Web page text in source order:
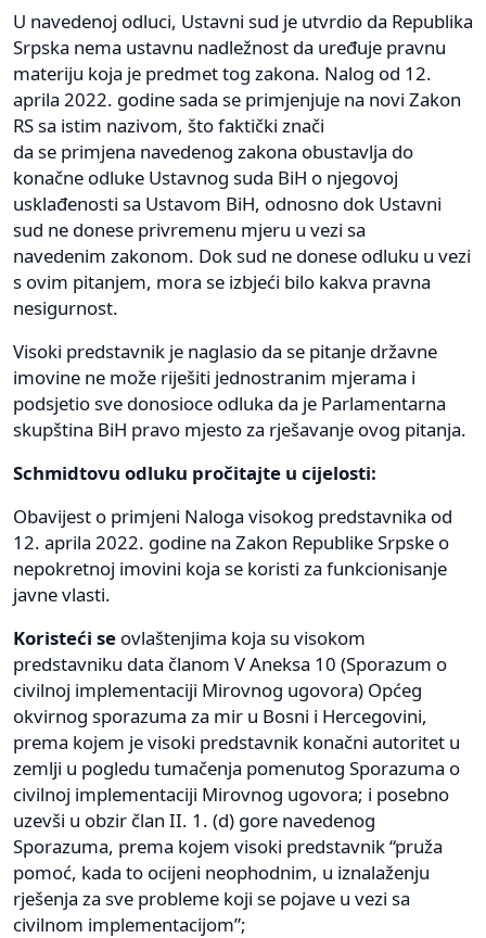
U navedenoj odluci, Ustavni sud je utvrdio da Republika
Srpska nema ustavnu nadležnost da uređuje pravnu
materiju koja je predmet tog zakona. Nalog od 12.
aprila 2022. godine sada se primjenjuje na novi Zakon
RS sa istim nazivom, što faktički znači
da se primjena navedenog zakona obustavlja do
konačne odluke Ustavnog suda BiH o njegovoj
usklađenosti sa Ustavom BiH, odnosno dok Ustavni
sud ne donese privremenu mjeru u vezi sa
navedenim zakonom. Dok sud ne donese odluku u vezi
s ovim pitanjem, mora se izbjeći bilo kakva pravna
nesigurnost.
Visoki predstavnik je naglasio da se pitanje državne
imovine ne može riješiti jednostranim mjerama i
podsjetio sve donosioce odluka da je Parlamentarna
skupština BiH pravo mjesto za rješavanje ovog pitanja.
Schmidtovu odluku pročitajte u cijelosti:
Obavijest o primjeni Naloga visokog predstavnika od
12. aprila 2022. godine na Zakon Republike Srpske o
nepokretnoj imovini koja se koristi za funkcionisanje
javne vlasti.
Koristeći se ovlaštenjima koja su visokom
predstavniku data članom V Aneksa 10 (Sporazum o
civilnoj implementaciji Mirovnog ugovora) Općeg
okvirnog sporazuma za mir u Bosni i Hercegovini,
prema kojem je visoki predstavnik konačni autoritet u
zemlji u pogledu tumačenja pomenutog Sporazuma o
civilnoj implementaciji Mirovnog ugovora; i posebno
uzevši u obzir član II. 1. (d) gore navedenog
Sporazuma, prema kojem visoki predstavnik “pruža
pomoć, kada to ocijeni neophodnim, u iznalaženju
rješenja za sve probleme koji se pojave u vezi sa
civilnom implementacijom”;